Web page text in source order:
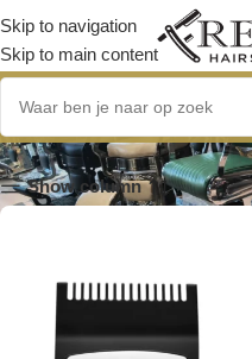
Skip to navigation
Skip to main content
Tool
Show column